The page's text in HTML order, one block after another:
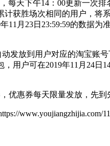
每天下午14：00更新一次排
获胜场次相同的用户，将
11月23日23:59:59的数据为准
动发放到用户对应的淘宝
用户可在2019年11月24日
优惠券每天限量发放，先到
www.youjiangzhijia.com/